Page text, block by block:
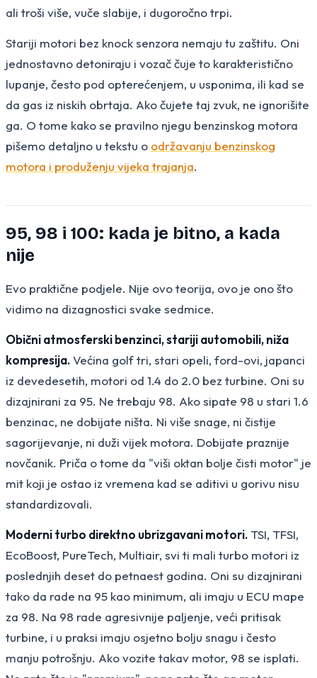
ali troši više, vuče slabije, i dugoročno trpi.
Stariji motori bez knock senzora nemaju tu zaštitu. Oni
jednostavno detoniraju i vozač čuje to karakteristično
lupanje, često pod opterećenjem, u usponima, ili kad se
da gas iz niskih obrtaja. Ako čujete taj zvuk, ne ignorišite
ga. O tome kako se pravilno njegu benzinskog motora
pišemo detaljno u tekstu o održavanju benzinskog
motora i produženju vijeka trajanja.
95, 98 i 100: kada je bitno, a kada
nije
Evo praktične podjele. Nije ovo teorija, ovo je ono što
vidimo na dizagnostici svake sedmice.
Obični atmosferski benzinci, stariji automobili, niža
kompresija.Većina golf tri, stari opeli, ford-ovi, japanci
iz devedesetih, motori od 1.4 do 2.0 bez turbine. Oni su
dizajnirani za 95. Ne trebaju 98. Ako sipate 98 u stari 1.6
benzinac, ne dobijate ništa. Ni više snage, ni čistije
sagorijevanje, ni duži vijek motora. Dobijate praznije
novčanik. Priča o tome da "viši oktan bolje čisti motor" je
mit koji je ostao iz vremena kad se aditivi u gorivu nisu
standardizovali.
Moderni turbo direktno ubrizgavani motori. TSI, TFSI,
EcoBoost, PureTech, Multiair, svi ti mali turbo motori iz
poslednjih deset do petnaest godina. Oni su dizajnirani
tako da rade na 95 kao minimum, ali imaju u ECU mape
za 98. Na 98 rade agresivnije paljenje, veći pritisak
turbine, i u praksi imaju osjetno bolju snagu i često
manju potrošnju. Ako vozite takav motor, 98 se isplati.